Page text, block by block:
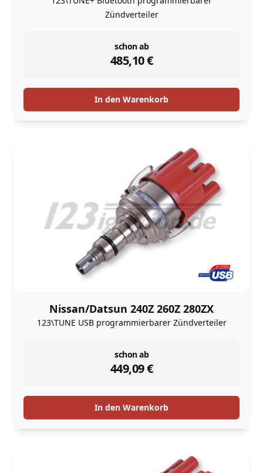
Zündverteiler
schon ab
485,10€
instock
In den Warenkorb
Nissan/Datsun 240Z 260Z 280ZX
123\TUNE USB programmierbarer Zündverteiler
schon ab
449,09€
instock
In den Warenkorb